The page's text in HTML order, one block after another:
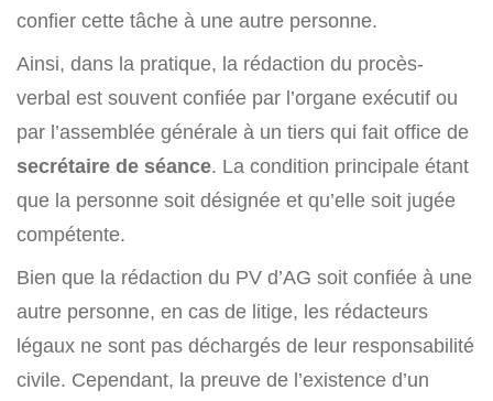
confier cette tâche à une autre personne.
Ainsi, dans la pratique, la rédaction du procès-
verbal est souvent confiée par l’organe exécutif ou
par l’assemblée générale à un tiers qui fait office de
secrétaire de séance. La condition principale étant
que la personne soit désignée et qu’elle soit jugée
compétente.
Bien que la rédaction du PV d’AG soit confiée à une
autre personne, en cas de litige, les rédacteurs
légaux ne sont pas déchargés de leur responsabilité
civile. Cependant, la preuve de l’existence d’un